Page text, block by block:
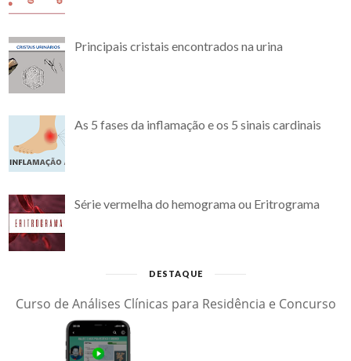
Principais cristais encontrados na urina
As 5 fases da inflamação e os 5 sinais cardinais
Série vermelha do hemograma ou Eritrograma
DESTAQUE
Curso de Análises Clínicas para Residência e Concurso